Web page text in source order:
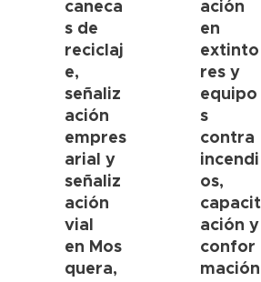
caneca
s de
reciclaj
e,
señaliz
ación
empres
arial y
señaliz
ación
vial
en Mos
quera,
ación
en
extinto
res y
equipo
s
contra
incendi
os,
capacit
ación y
confor
mación